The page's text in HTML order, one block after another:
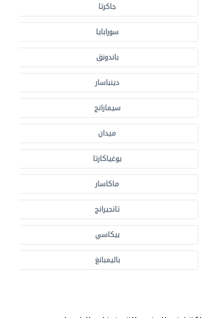
جاكرتا
سورابايا
باندونق
دينباسار
سيمارانج
ميدان
يوغياكارتا
ماكاسار
تانجيرانج
بيكاسي
باليمبانغ